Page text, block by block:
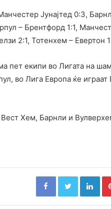
Јунајтед 0:3,
– Брентфорд 1:1,
2:1, Тотенхем – Евертон
пет екипи во Лигата на
во Лига Европа ќе
Вест Хем, Барнли и
FacebookTwitter